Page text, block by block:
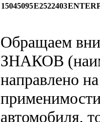
15045095E2522403
Обращаем
ЗНАКОВ
направлено
автомобиля,